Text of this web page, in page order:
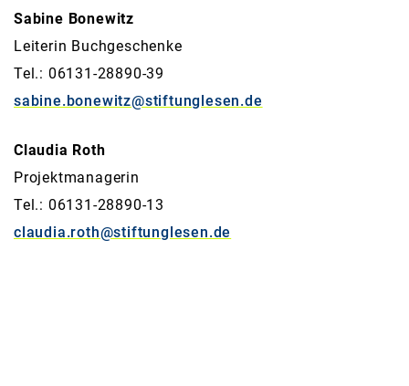
Sabine Bonewitz
Leiterin Buchgeschenke
Tel.: 06131-28890-39
sabine.bonewitz@stiftunglesen.de
Claudia Roth
Projektmanagerin
Tel.: 06131-28890-13
claudia.roth@stiftunglesen.de